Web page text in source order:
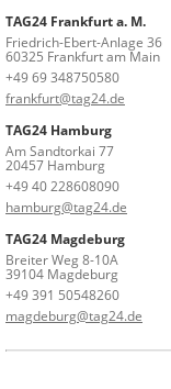
TAG24 Frankfurt a. M.
Friedrich-Ebert-Anlage 36
60325 Frankfurt am Main
+49 69 348750580
frankfurt@tag24.de
TAG24 Hamburg
Am Sandtorkai 77
20457 Hamburg
+49 40 228608090
hamburg@tag24.de
TAG24 Magdeburg
Breiter Weg 8-10A
39104 Magdeburg
+49 391 50548260
magdeburg@tag24.de